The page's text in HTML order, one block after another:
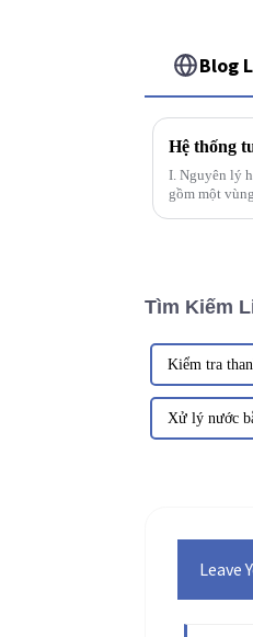
Blog
Hệ thống
I. Nguyên lý
gồm một
Tìm Kiếm
Kiểm tra
Xử lý nước
Leave